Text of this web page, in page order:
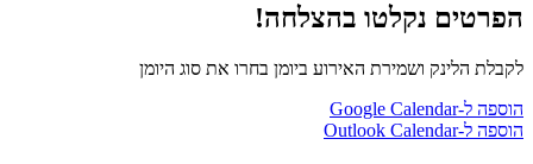
הפרטים נקלטו בהצלחה!
לקבלת הלינק ושמירת האירוע ביומן בחרו את סוג היומן
הוספה ל-Google Calendar
הוספה ל-Outlook Calendar